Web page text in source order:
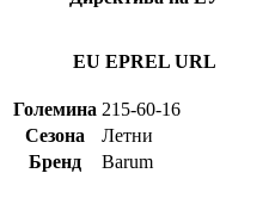
EU EPREL URL
Големина 215-60-16
Сезона
Летни
Бренд
Barum